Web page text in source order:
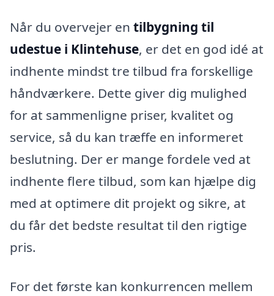
Når du overvejer en tilbygning til
udestue i Klintehuse, er det en god idé at
indhente mindst tre tilbud fra forskellige
håndværkere. Dette giver dig mulighed
for at sammenligne priser, kvalitet og
service, så du kan træffe en informeret
beslutning. Der er mange fordele ved at
indhente flere tilbud, som kan hjælpe dig
med at optimere dit projekt og sikre, at
du får det bedste resultat til den rigtige
pris.
For det første kan konkurrencen mellem